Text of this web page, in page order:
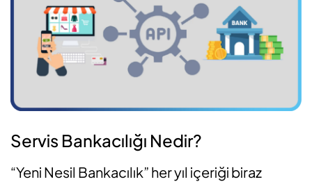
Servis Bankacılığı Nedir?
“Yeni Nesil Bankacılık” her yıl içeriği biraz